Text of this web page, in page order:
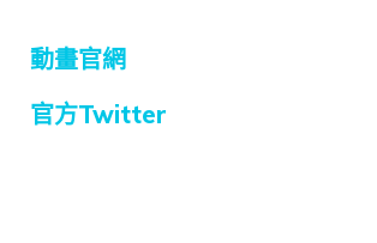
動畫官網
官方Twitter